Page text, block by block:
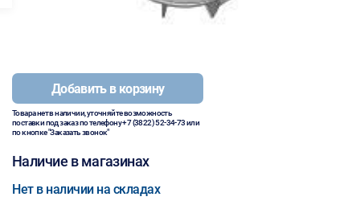
Добавить в корзину
Товара нет в наличии, уточняйте возможность
поставки под заказ по телефону+7 (3822) 52-34-73или
по кнопке "Заказать звонок"
Наличие в магазинах
Нет в наличии на складах